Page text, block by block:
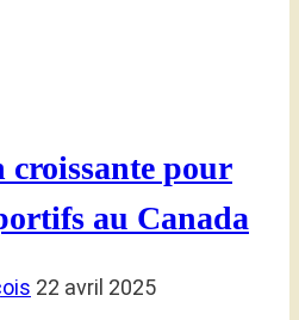
croissante pour
au Canada
22 avril 2025